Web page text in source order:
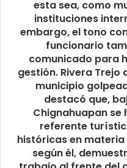
esta sea, como
instituciones
embargo, el tono
funcionario
comunicado para
gestión. Rivera Trejo
municipio
destacó que,
Chignahuapan
referente
históricas en
según él,